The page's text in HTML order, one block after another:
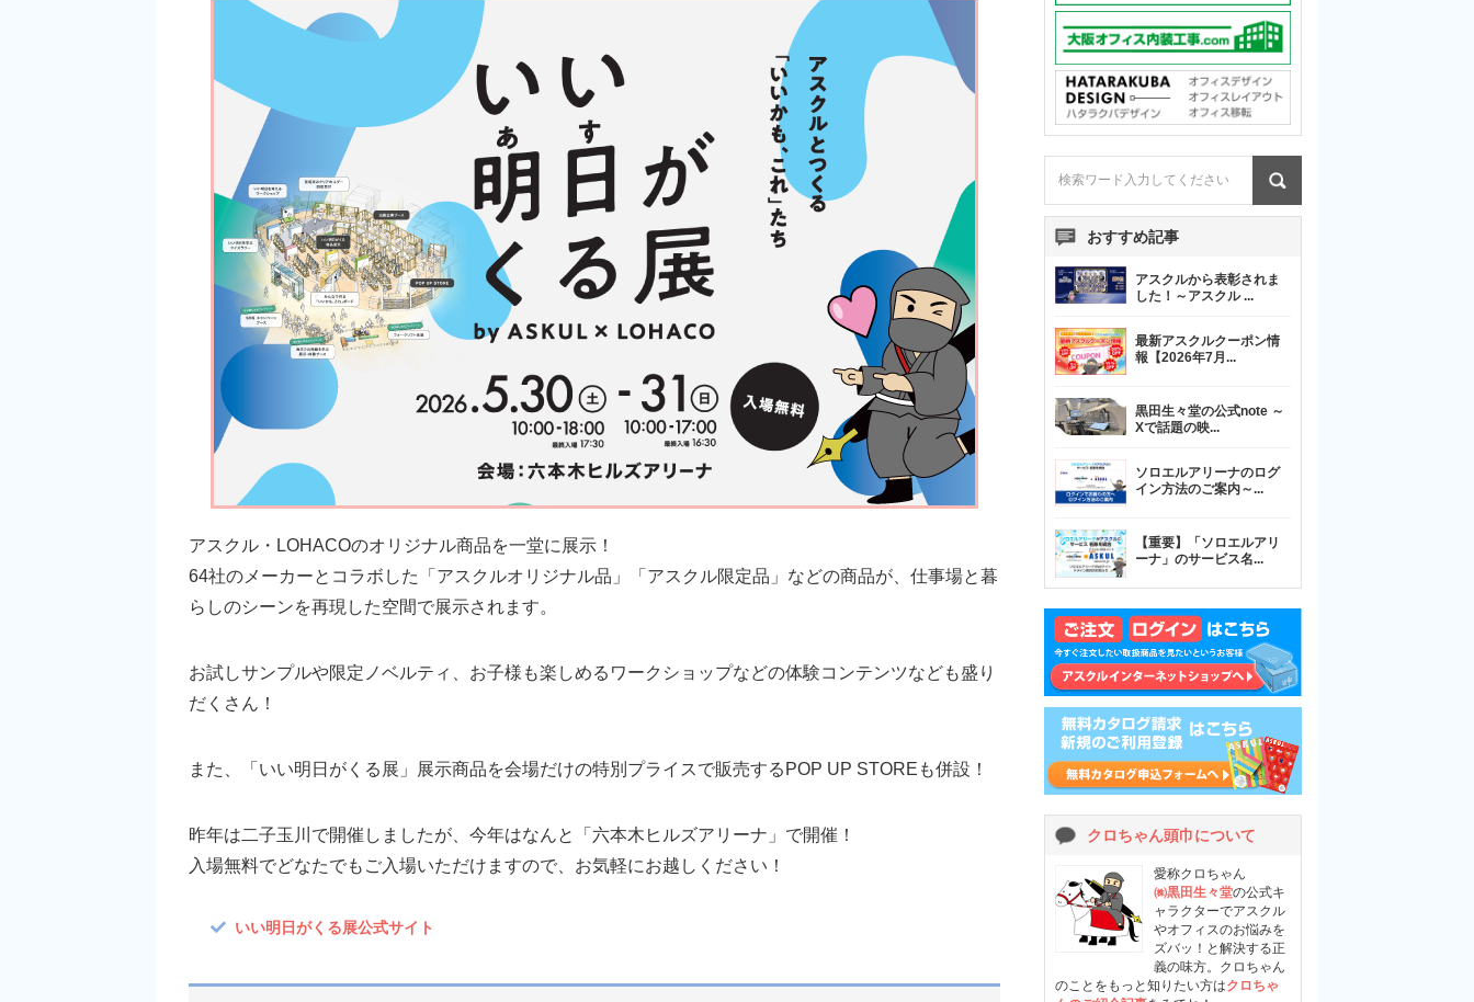
アスクル・LOHACOのオリジナル商品を一堂に展示！
64社のメーカーとコラボした「アスクルオリジナル品」「アスクル限定品」などの商品が、仕事場と暮
らしのシーンを再現した空間で展示されます。
お試しサンプルや限定ノベルティ、お子様も楽しめるワークショップなどの体験コンテンツなども盛り
だくさん！
また、「いい明日がくる展」展示商品を会場だけの特別プライスで販売するPOP UP STOREも併設！
昨年は二子玉川で開催しましたが、今年はなんと「六本木ヒルズアリーナ」で開催！
入場無料でどなたでもご入場いただけますので、お気軽にお越しください！
いい明日がくる展公式サイト
おすすめ記事
アスクルから表彰されま
した！～アスクル...
最新アスクルクーポン情
報【2026年7月...
黒田生々堂の公式note ～
Xで話題の映...
ソロエルアリーナのログ
イン方法のご案内～...
【重要】「ソロエルアリ
ーナ」のサービス名...
クロちゃん頭巾について
愛称クロちゃん
㈱黒田生々堂の公式キ
ャラクターでアスクル
やオフィスのお悩みを
ズバッ！と解決する正
義の味方。クロちゃん
のことをもっと知りたい方はクロちゃ